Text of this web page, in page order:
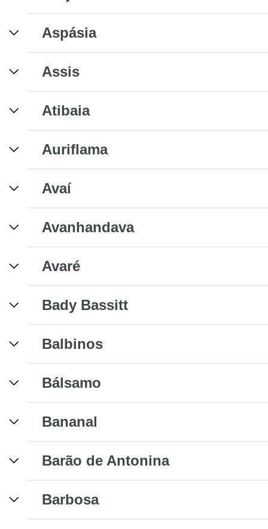
Aspásia
Assis
Atibaia
Auriflama
Avaí
Avanhandava
Avaré
Bady Bassitt
Balbinos
Bálsamo
Bananal
Barão de Antonina
Barbosa